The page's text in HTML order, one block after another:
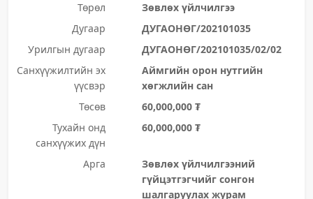
Төрөл
Зөвлөх үйлчилгээ
Дугаар
ДУГАОНӨГ/202101035
Урилгын дугаар
ДУГАОНӨГ/202101035/02/02
Санхүүжилтийн эх
үүсвэр
Аймгийн орон нутгийн
хөгжлийн сан
Төсөв
60,000,000 ₮
Тухайн онд
санхүүжих дүн
60,000,000 ₮
Арга
Зөвлөх үйлчилгээний
гүйцэтгэгчийг сонгон
шалгаруулах журам